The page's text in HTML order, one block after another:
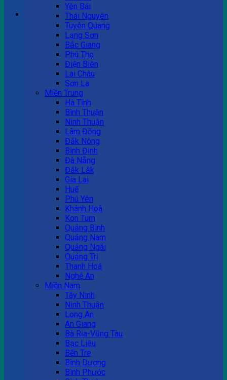
Giỏ hàng
Chưa có sản phẩm trong giỏ hàng.
Yên Bái
Thái Nguyên
Tuyên Quang
Lạng Sơn
Bắc Giang
Phú Thọ
Điện Biên
Lai Châu
Sơn La
Miền Trung
Hà Tĩnh
Bình Thuận
Ninh Thuận
Lâm Đồng
Đắk Nông
Bình Định
Đà Nẵng
Đắk Lắk
Gia Lai
Huế
Phú Yên
Khánh Hoà
Kon Tum
Quảng Bình
Quảng Nam
Quảng Ngãi
Quảng Trị
Thanh Hoá
Nghệ An
Miền Nam
Tây Ninh
Ninh Thuận
Long An
An Giang
Bà Rịa-Vũng Tàu
Bạc Liêu
Bến Tre
Bình Dương
Bình Phước